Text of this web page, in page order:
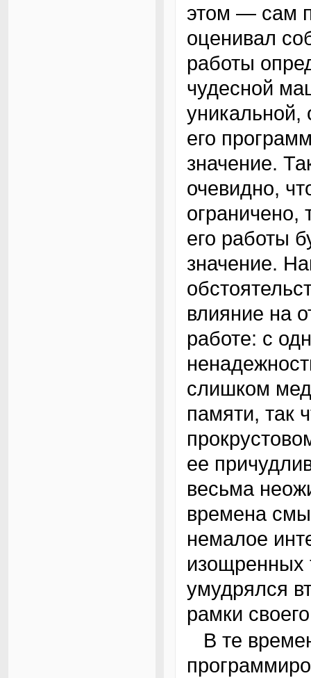
этом — сам
оценивал
работы
чудесной
уникальной,
его
значение.
очевидно,
ограничено,
его работы
значение.
влияние на
работе: с
слишком
памяти, так
ее
весьма
времена
немалое
изощренных
умудрялся
рамки
В те времена сложилось два мнения о